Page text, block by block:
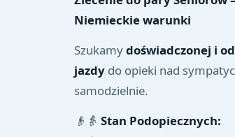
Niemieckie warunki
Szukamydoświadczonej i
jazdy do opieki nad
samodzielnie.
👴👵 Stan Podopiecznych: